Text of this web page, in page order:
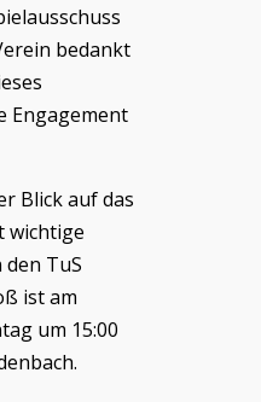
bedankt
Engagement
Blick auf das
wichtige
TuS
ist am
um 15:00